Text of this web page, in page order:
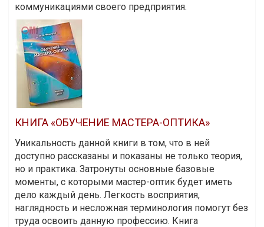
коммуникациями своего предприятия.
КНИГА «ОБУЧЕНИЕ МАСТЕРА-ОПТИКА»
Уникальность данной книги в том, что в ней
доступно рассказаны и показаны не только теория,
но и практика. Затронуты основные базовые
моменты, с которыми мастер-оптик будет иметь
дело каждый день. Легкость восприятия,
наглядность и несложная терминология помогут без
труда освоить данную профессию. Книга